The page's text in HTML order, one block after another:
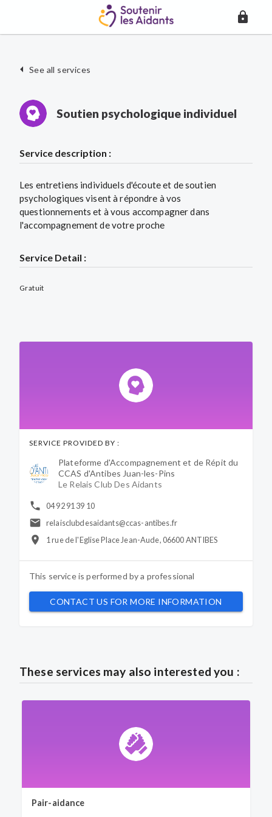
See all services
Soutien psychologique individuel
Service description :
Les entretiens individuels d'écoute et de soutien
psychologiques visent à répondre à vos
questionnements et à vous accompagner dans
l'accompagnement de votre proche
Service Detail :
Gratuit
SERVICE PROVIDED BY :
Plateforme d'Accompagnement et de Répit du
CCAS d'Antibes Juan-les-Pins
Le Relais Club Des Aidants
04 92 91 39 10
relaisclubdesaidants@ccas-antibes.fr
1 rue de l'Eglise Place Jean-Aude, 06600 ANTIBES
This service is performed by a professional
CONTACT US FOR MORE INFORMATION
These services may also interested you :
Pair-aidance